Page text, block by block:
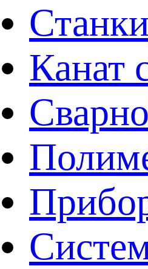
Станки
Канат